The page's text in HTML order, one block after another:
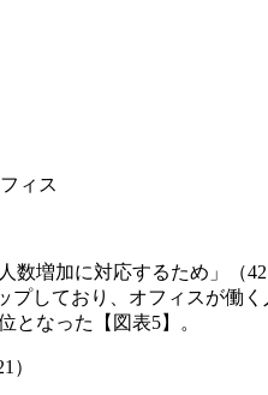
ィス
増加に対応するため」（
しており、オフィスが働
となった【図表5】。
）